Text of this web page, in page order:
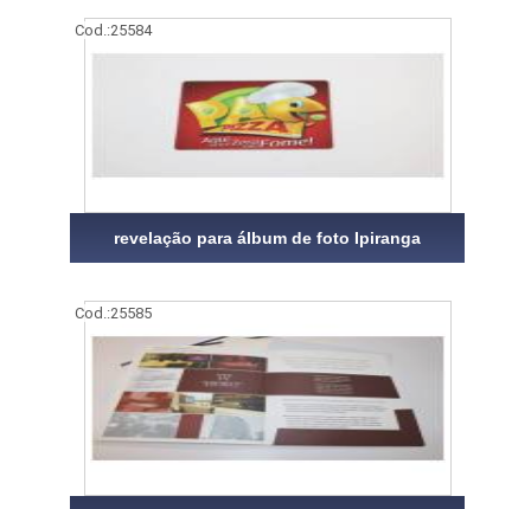
Cod.:25584
revelação para álbum de foto Ipiranga
Cod.:25585